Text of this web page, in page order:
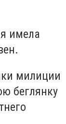
имела
милиции
беглянку